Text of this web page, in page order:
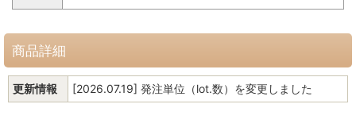
商品詳細
更新情報 [2026.07.19] 発注単位（lot.数）を変更しました